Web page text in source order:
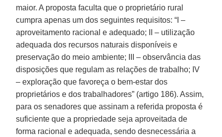
maior. A proposta faculta que o proprietário rural
cumpra apenas um dos seguintes requisitos: “I –
aproveitamento racional e adequado; II – utilização
adequada dos recursos naturais disponíveis e
preservação do meio ambiente; III – observância das
disposições que regulam as relações de trabalho; IV
– exploração que favoreça o bem-estar dos
proprietários e dos trabalhadores” (artigo 186). Assim,
para os senadores que assinam a referida proposta é
suficiente que a propriedade seja aproveitada de
forma racional e adequada, sendo desnecessária a